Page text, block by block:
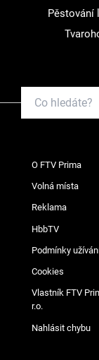
Pěstování
O FTV Prima
Volná místa
Reklama
HbbTV
Podmínky
Cookies
Vlastník FTV
r.o.
Nahlásit chybu